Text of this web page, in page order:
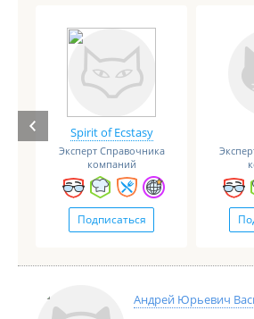
Spirit of Ecstasy
Эксперт Справочника
компаний
Подписаться
Андрей Юрьевич